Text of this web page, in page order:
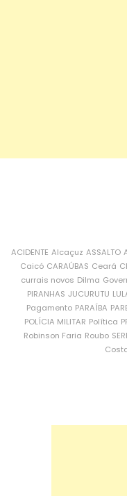
ACIDENTE Alcaçuz ASSALTO
Caicó CARAÚBAS Ceará
currais novos Dilma
PIRANHAS JUCURUTU
Pagamento PARAÍBA
POLÍCIA MILITAR Política
Robinson Faria Roubo